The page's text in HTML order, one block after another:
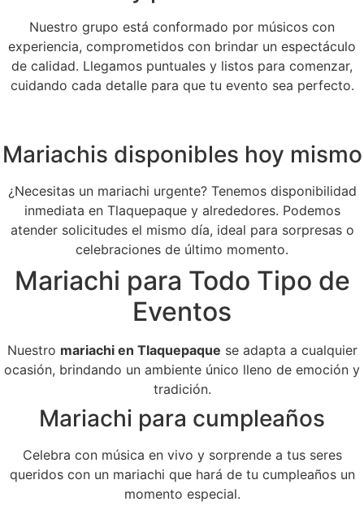
Nuestro grupo está conformado por músicos con
experiencia, comprometidos con brindar un espectáculo
de calidad. Llegamos puntuales y listos para comenzar,
cuidando cada detalle para que tu evento sea perfecto.
Mariachis disponibles hoy mismo
¿Necesitas un mariachi urgente? Tenemos disponibilidad
inmediata en Tlaquepaque y alrededores. Podemos
atender solicitudes el mismo día, ideal para sorpresas o
celebraciones de último momento.
Mariachi para Todo Tipo de
Eventos
Nuestro mariachi en Tlaquepaque se adapta a cualquier
ocasión, brindando un ambiente único lleno de emoción y
tradición.
Mariachi para cumpleaños
Celebra con música en vivo y sorprende a tus seres
queridos con un mariachi que hará de tu cumpleaños un
momento especial.